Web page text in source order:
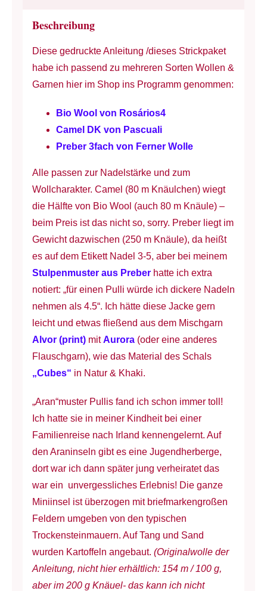
4
&
5
Brustweite
81
bis
127
cm
-
Englisch
Menge
Beschreibung
Diese gedruckte Anleitung /dieses Strickpaket
habe ich passend zu mehreren Sorten Wollen &
Garnen hier im Shop ins Programm genommen:
Bio Wool von Rosários4
Camel DK von Pascuali
Preber 3fach von Ferner Wolle
Alle passen zur Nadelstärke und zum
Wollcharakter. Camel (80 m Knäulchen) wiegt
die Hälfte von Bio Wool (auch 80 m Knäule) –
beim Preis ist das nicht so, sorry. Preber liegt im
Gewicht dazwischen (250 m Knäule), da heißt
es auf dem Etikett Nadel 3-5, aber bei meinem
Stulpenmuster aus Preberhatte ich extra
notiert: „für einen Pulli würde ich dickere Nadeln
nehmen als 4.5“. Ich hätte diese Jacke gern
leicht und etwas fließend aus dem Mischgarn
Alvor (print)mitAurora(oder eine anderes
Flauschgarn), wie das Material des Schals
„Cubes“ in Natur & Khaki.
„Aran“muster Pullis fand ich schon immer toll!
Ich hatte sie in meiner Kindheit bei einer
Familienreise nach Irland kennengelernt. Auf
den Araninseln gibt es eine Jugendherberge,
dort war ich dann später jung verheiratet das
war ein unvergessliches Erlebnis! Die ganze
Miniinsel ist überzogen mit briefmarkengroßen
Feldern umgeben von den typischen
Trockensteinmauern. Auf Tang und Sand
wurden Kartoffeln angebaut. (Originalwolle der
Anleitung, nicht hier erhältlich: 154 m / 100 g,
aber im 200 g Knäuel- das kann ich nicht